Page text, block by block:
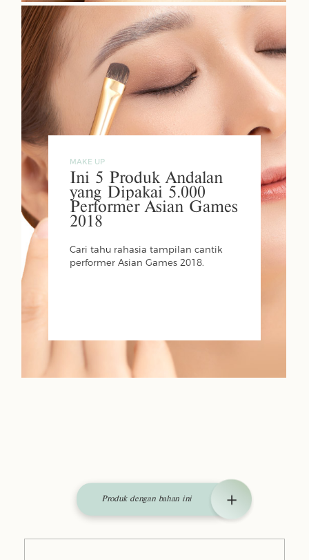
MAKE UP
Ini 5 Produk Andalan
yang Dipakai 5.000
Performer Asian Games
2018
Cari tahu rahasia tampilan cantik
performer Asian Games 2018.
Produk dengan bahan ini